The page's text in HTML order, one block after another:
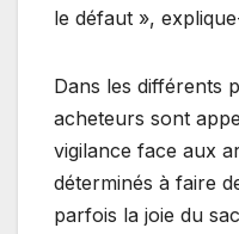
le défaut »,
Dans les différents
acheteurs sont
vigilance face aux
déterminés à faire
parfois la joie du